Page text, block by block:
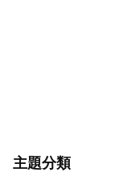
主題分類